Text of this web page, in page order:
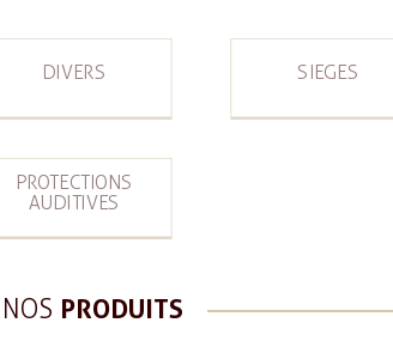
DIVERS SIEGES
PROTECTIONS
AUDITIVES
NOS PRODUITS